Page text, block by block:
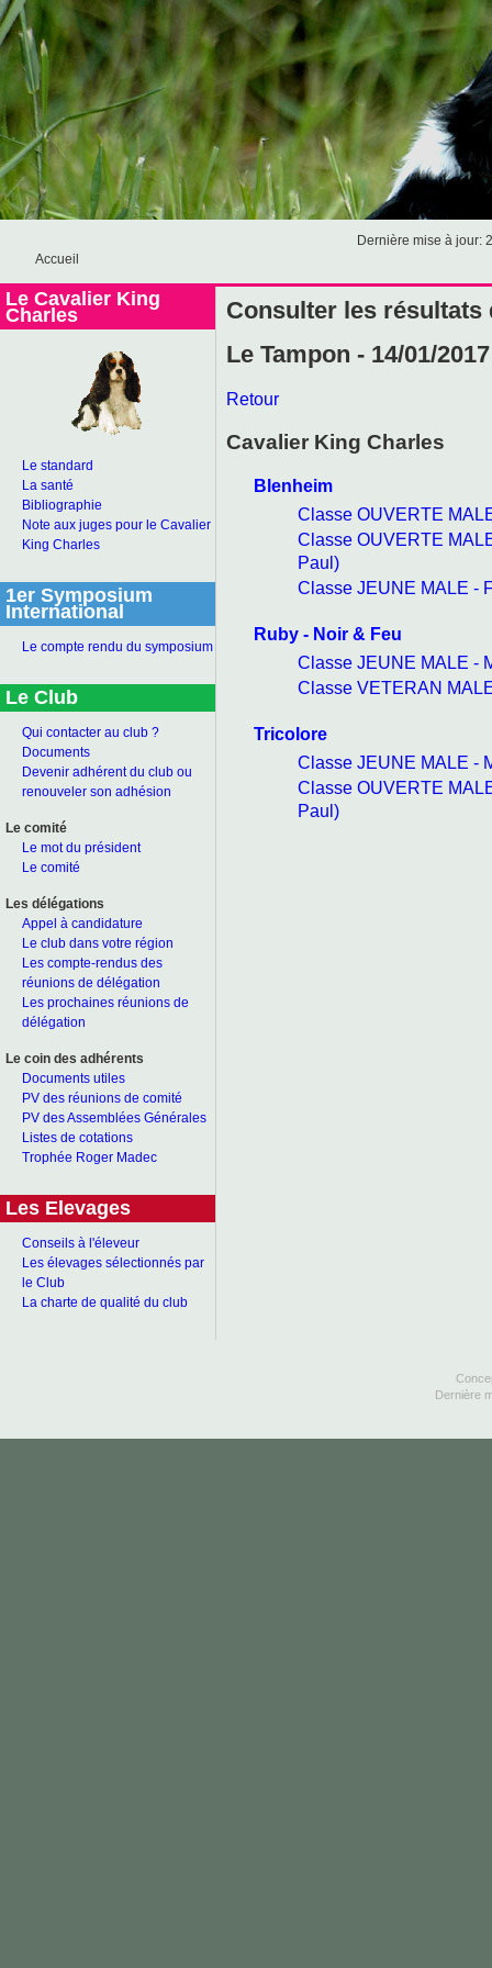
Accueil
Dernière mise à jour:
Le Cavalier King
Charles
Le standard
La santé
Bibliographie
Note aux juges pour le Cavalier
King Charles
1er Symposium
International
Le compte rendu du symposium
Le Club
Qui contacter au club ?
Documents
Devenir adhérent du club ou
renouveler son adhésion
Le comité
Le mot du président
Le comité
Les délégations
Appel à candidature
Le club dans votre région
Les compte-rendus des
réunions de délégation
Les prochaines réunions de
délégation
Le coin des adhérents
Documents utiles
PV des réunions de comité
PV des Assemblées Générales
Listes de cotations
Trophée Roger Madec
Les Elevages
Conseils à l'éleveur
Les élevages sélectionnés par
le Club
La charte de qualité du club
Consulter les résultats
Le Tampon - 14/01/2017
Retour
Cavalier King Charles
Blenheim
Classe OUVERTE
Classe OUVERTE
Paul)
Classe JEUNE MALE -
Ruby - Noir & Feu
Classe JEUNE MALE -
Classe VETERAN
Tricolore
Classe JEUNE MALE -
Classe OUVERTE
Paul)
Dernière